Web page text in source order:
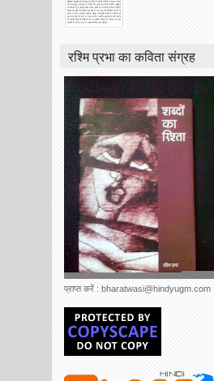
रश्मि प्रभा का कविता संग्रह
प्राप्त करें : bharatwasi@hindyugm.com